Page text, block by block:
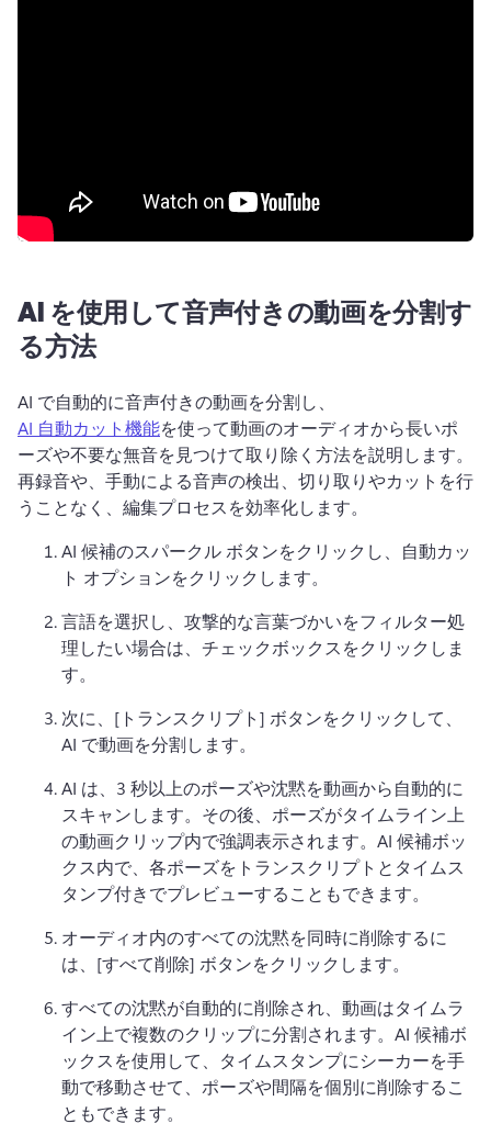
AI を使用して音声付きの動画を分割す
る方法
AI で自動的に音声付きの動画を分割し、
AI 自動カット機能を使って動画のオーディオから長いポ
再録音や、手動による音声の検出、切り取りやカットを行
うことなく、編集プロセスを効率化します。
AI 候補のスパークル ボタンをクリックし、自動カッ
ト オプションをクリックします。
言語を選択し、攻撃的な言葉づかいをフィルター処
理したい場合は、チェックボックスをクリックしま
す。
次に、[トランスクリプト] ボタンをクリックして、
AI で動画を分割します。
AI は、3 秒以上のポーズや沈黙を動画から自動的に
スキャンします。 その後、ポーズがタイムライン上
の動画クリップ内で強調表示されます。 AI 候補ボッ
クス内で、各ポーズをトランスクリプトとタイムス
タンプ付きでプレビューすることもできます。
オーディオ内のすべての沈黙を同時に削除するに
は、[すべて削除] ボタンをクリックします。
すべての沈黙が自動的に削除され、動画はタイムラ
イン上で複数のクリップに分割されます。 AI 候補ボ
ックスを使用して、タイムスタンプにシーカーを手
動で移動させて、ポーズや間隔を個別に削除するこ
ともできます。